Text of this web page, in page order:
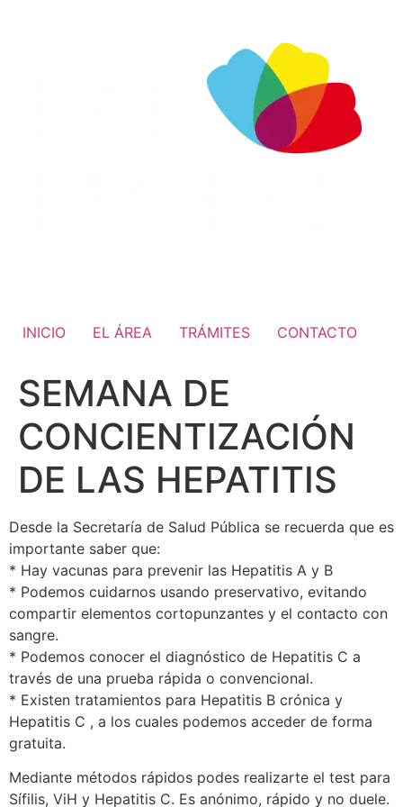
INICIO EL ÁREA TRÁMITES CONTACTO
SEMANA DE
CONCIENTIZACIÓN
DE LAS HEPATITIS
Desde la Secretaría de Salud Pública se recuerda que es
importante saber que:
* Hay vacunas para prevenir las Hepatitis A y B
* Podemos cuidarnos usando preservativo, evitando
compartir elementos cortopunzantes y el contacto con
sangre.
* Podemos conocer el diagnóstico de Hepatitis C a
través de una prueba rápida o convencional.
* Existen tratamientos para Hepatitis B crónica y
Hepatitis C , a los cuales podemos acceder de forma
gratuita.
Mediante métodos rápidos podes realizarte el test para
Sífilis, ViH y Hepatitis C. Es anónimo, rápido y no duele.